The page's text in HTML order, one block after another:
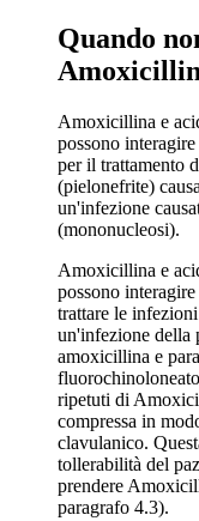
Quando
Amoxicillina e
possono
per il trattamento
(pielonefrite)
un'infezione
(mononucleosi).
Amoxicillina e
possono
trattare le
un'infezione della
amoxicillina e
ripetuti di
compressa in
clavulanico.
tollerabilità del
prendere
paragrafo 4.3).